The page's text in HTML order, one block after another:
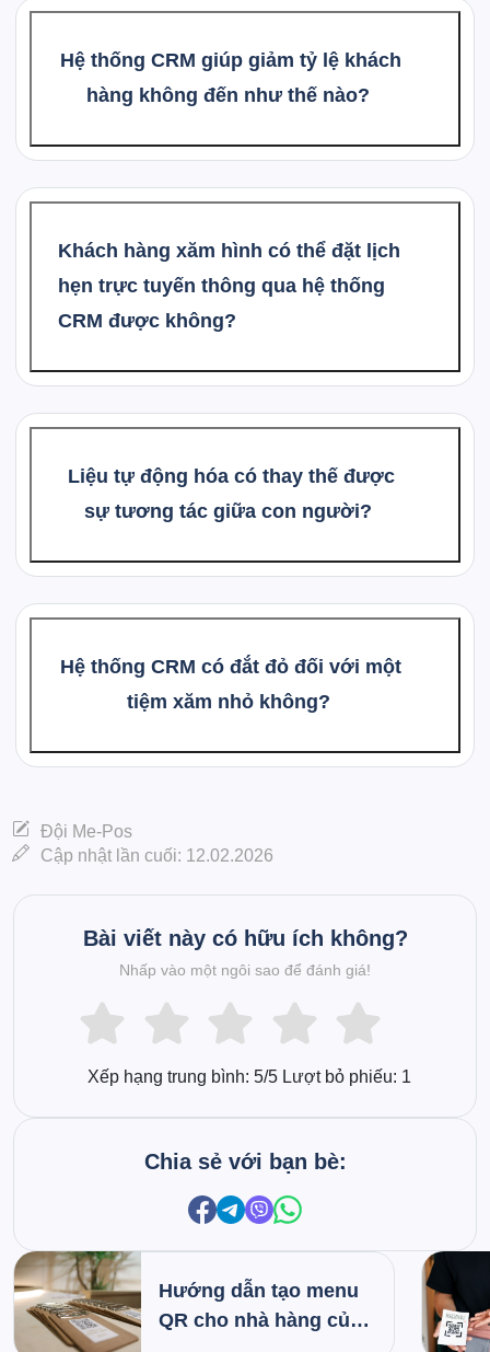
Hệ thống CRM giúp giảm tỷ lệ khách
hàng không đến như thế nào?
Khách hàng xăm hình có thể đặt lịch
hẹn trực tuyến thông qua hệ thống
CRM được không?
Liệu tự động hóa có thay thế được
sự tương tác giữa con người?
Hệ thống CRM có đắt đỏ đối với một
tiệm xăm nhỏ không?
Đội Me-Pos
Cập nhật lần cuối: 12.02.2026
Bài viết này có hữu ích không?
Nhấp vào một ngôi sao để đánh giá!
Xếp hạng trung bình: 5/5 Lượt bỏ phiếu: 1
Chia sẻ với bạn bè:
Hướng dẫn tạo menu
QR cho nhà hàng của